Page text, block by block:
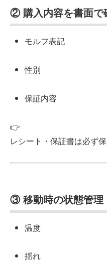
② 購入内容を書面で
モルフ表記
性別
保証内容
👉
レシート・保証書は必ず保
③ 移動時の状態管理
温度
揺れ